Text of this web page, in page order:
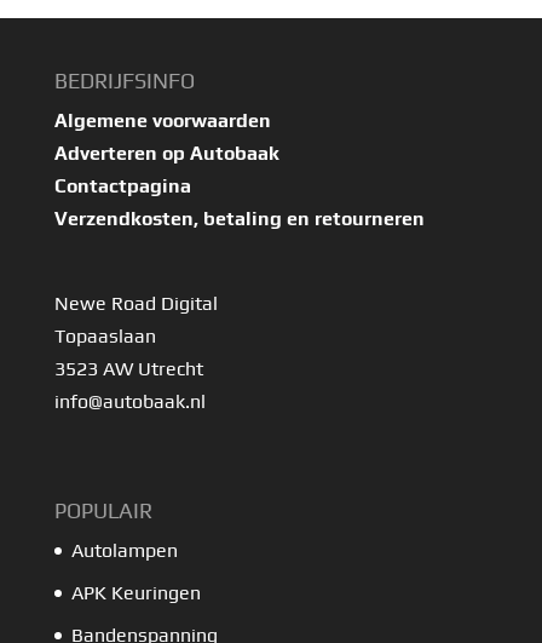
BEDRIJFSINFO
Algemene voorwaarden
Adverteren op Autobaak
Contactpagina
Verzendkosten, betaling en retourneren
Newe Road Digital
Topaaslaan
3523 AW Utrecht
info@autobaak.nl
POPULAIR
Autolampen
APK Keuringen
Bandenspanning